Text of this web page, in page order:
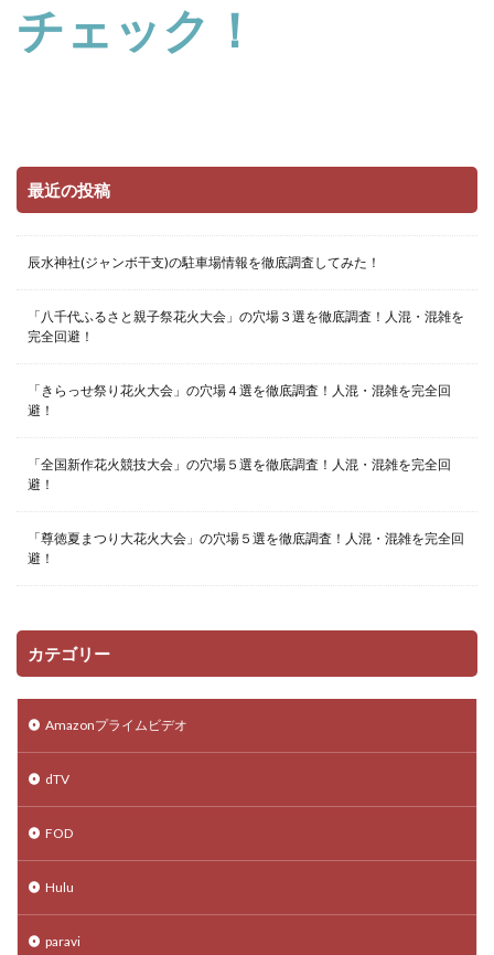
チェック！
最近の投稿
辰水神社(ジャンボ干支)の駐車場情報を徹底調査してみた！
「八千代ふるさと親子祭花火大会」の穴場３選を徹底調査！人混・混雑を
完全回避！
「きらっせ祭り花火大会」の穴場４選を徹底調査！人混・混雑を完全回
避！
「全国新作花火競技大会」の穴場５選を徹底調査！人混・混雑を完全回
避！
「尊徳夏まつり大花火大会」の穴場５選を徹底調査！人混・混雑を完全回
避！
カテゴリー
Amazonプライムビデオ
dTV
FOD
Hulu
paravi